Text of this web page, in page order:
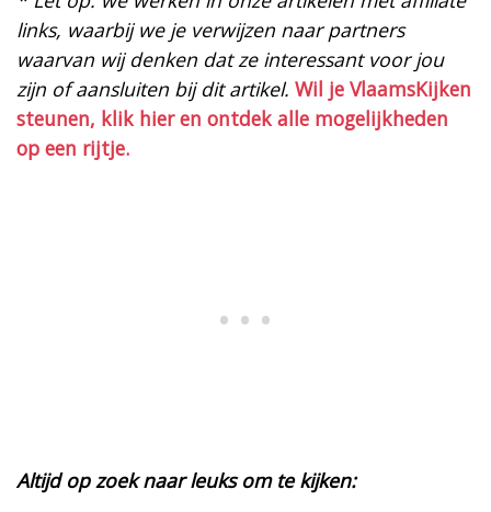
links, waarbij we je verwijzen naar partners
waarvan wij denken dat ze interessant voor jou
zijn of aansluiten bij dit artikel. Wil je VlaamsKijken
steunen, klik hier en ontdek alle mogelijkheden
op een rijtje.
Altijd op zoek naar leuks om te kijken: